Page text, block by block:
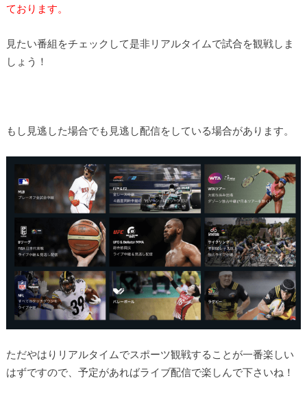
ております。
見たい番組をチェックして是非リアルタイムで試合を観戦しま
しょう！
もし見逃した場合でも見逃し配信をしている場合があります。
ただやはりリアルタイムでスポーツ観戦することが一番楽しい
はずですので、予定があればライブ配信で楽しんで下さいね！